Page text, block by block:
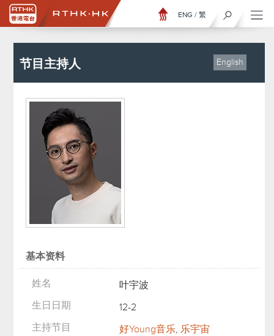
ENG / 繁
节目主持人 English
基本资料
姓名
叶宇波
生日日期
12-2
主持节目
好Young音乐, 乐宇宙